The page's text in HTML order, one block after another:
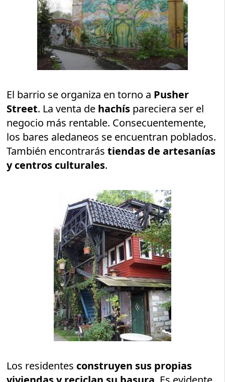
El barrio se organiza en torno a Pusher
Street. La venta de hachís pareciera ser el
negocio más rentable. Consecuentemente,
los bares aledaneos se encuentran poblados.
También encontrarástiendas de artesanías
y centros culturales.
Los residentes construyen sus propias